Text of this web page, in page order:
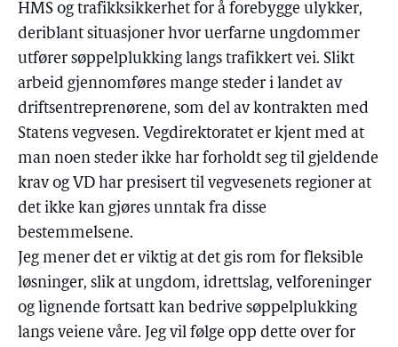
HMS og trafikksikkerhet for å forebygge ulykker,
deriblant situasjoner hvor uerfarne ungdommer
utfører søppelplukking langs trafikkert vei. Slikt
arbeid gjennomføres mange steder i landet av
driftsentreprenørene, som del av kontrakten med
Statens vegvesen. Vegdirektoratet er kjent med at
man noen steder ikke har forholdt seg til gjeldende
krav og VD har presisert til vegvesenets regioner at
det ikke kan gjøres unntak fra disse
bestemmelsene.
Jeg mener det er viktig at det gis rom for fleksible
løsninger, slik at ungdom, idrettslag, velforeninger
og lignende fortsatt kan bedrive søppelplukking
langs veiene våre. Jeg vil følge opp dette over for